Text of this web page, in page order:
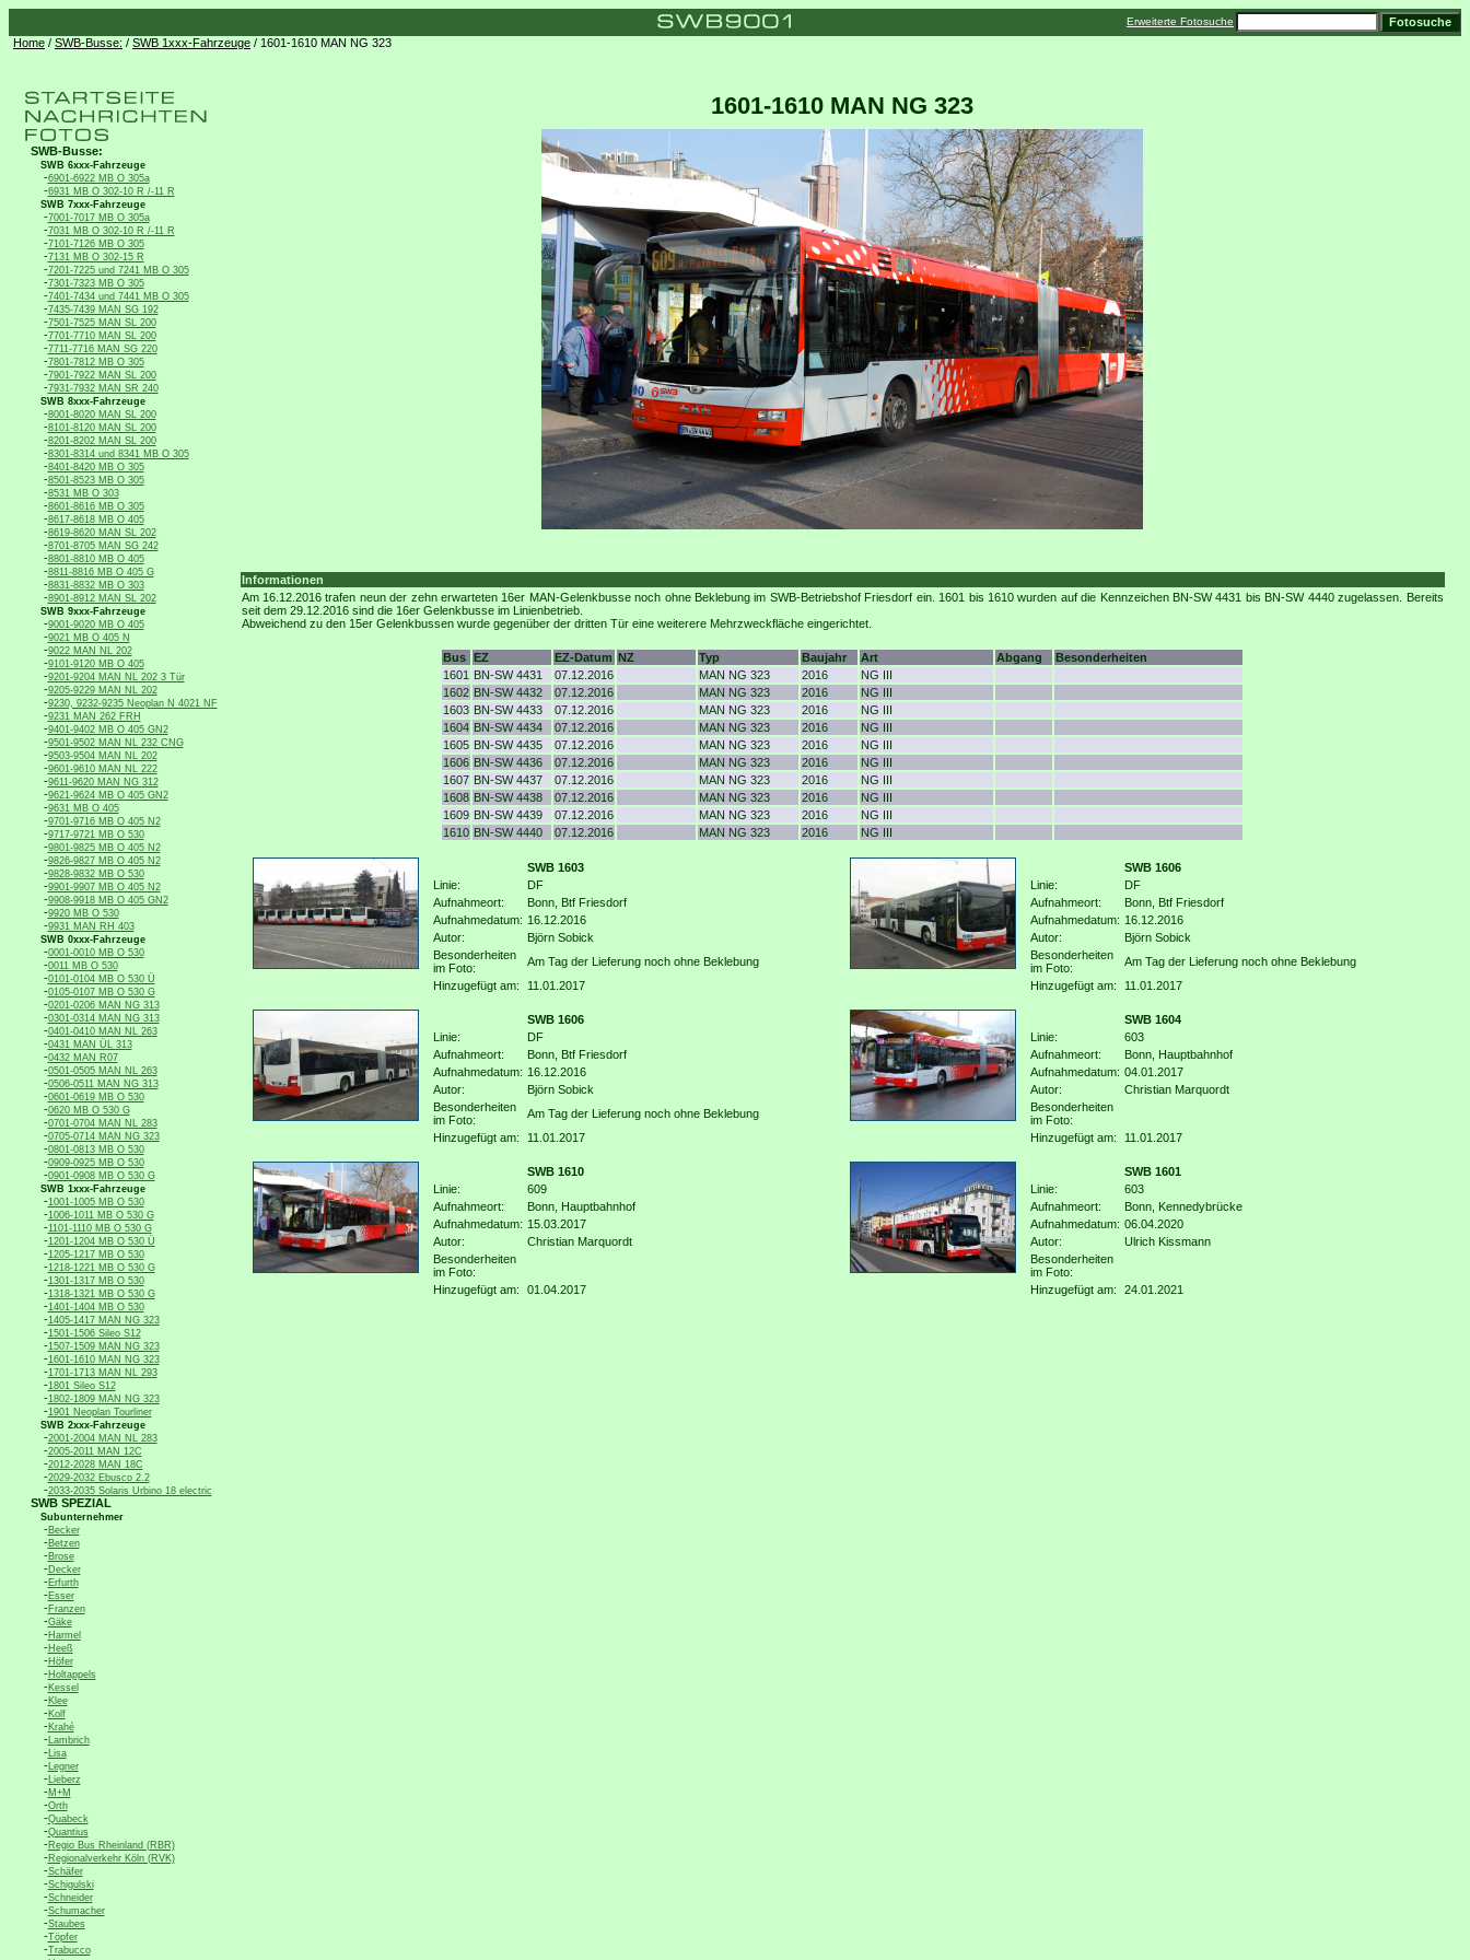
Erweiterte Fotosuche
Home / SWB-Busse: / SWB 1xxx-Fahrzeuge / 1601-1610 MAN NG 323
SWB-Busse:
SWB 6xxx-Fahrzeuge
-6901-6922 MB O 305a
-6931 MB O 302-10 R /-11 R
SWB 7xxx-Fahrzeuge
-7001-7017 MB O 305a
-7031 MB O 302-10 R /-11 R
-7101-7126 MB O 305
-7131 MB O 302-15 R
-7201-7225 und 7241 MB O 305
-7301-7323 MB O 305
-7401-7434 und 7441 MB O 305
-7435-7439 MAN SG 192
-7501-7525 MAN SL 200
-7701-7710 MAN SL 200
-7711-7716 MAN SG 220
-7801-7812 MB O 305
-7901-7922 MAN SL 200
-7931-7932 MAN SR 240
SWB 8xxx-Fahrzeuge
-8001-8020 MAN SL 200
-8101-8120 MAN SL 200
-8201-8202 MAN SL 200
-8301-8314 und 8341 MB O 305
-8401-8420 MB O 305
-8501-8523 MB O 305
-8531 MB O 303
-8601-8616 MB O 305
-8617-8618 MB O 405
-8619-8620 MAN SL 202
-8701-8705 MAN SG 242
-8801-8810 MB O 405
-8811-8816 MB O 405 G
-8831-8832 MB O 303
-8901-8912 MAN SL 202
SWB 9xxx-Fahrzeuge
-9001-9020 MB O 405
-9021 MB O 405 N
-9022 MAN NL 202
-9101-9120 MB O 405
-9201-9204 MAN NL 202 3 Tür
-9205-9229 MAN NL 202
-9230, 9232-9235 Neoplan N 4021 NF
-9231 MAN 262 FRH
-9401-9402 MB O 405 GN2
-9501-9502 MAN NL 232 CNG
-9503-9504 MAN NL 202
-9601-9610 MAN NL 222
-9611-9620 MAN NG 312
-9621-9624 MB O 405 GN2
-9631 MB O 405
-9701-9716 MB O 405 N2
-9717-9721 MB O 530
-9801-9825 MB O 405 N2
-9826-9827 MB O 405 N2
-9828-9832 MB O 530
-9901-9907 MB O 405 N2
-9908-9918 MB O 405 GN2
-9920 MB O 530
-9931 MAN RH 403
SWB 0xxx-Fahrzeuge
-0001-0010 MB O 530
-0011 MB O 530
-0101-0104 MB O 530 Ü
-0105-0107 MB O 530 G
-0201-0206 MAN NG 313
-0301-0314 MAN NG 313
-0401-0410 MAN NL 263
-0431 MAN ÜL 313
-0432 MAN R07
-0501-0505 MAN NL 263
-0506-0511 MAN NG 313
-0601-0619 MB O 530
-0620 MB O 530 G
-0701-0704 MAN NL 283
-0705-0714 MAN NG 323
-0801-0813 MB O 530
-0909-0925 MB O 530
-0901-0908 MB O 530 G
SWB 1xxx-Fahrzeuge
-1001-1005 MB O 530
-1006-1011 MB O 530 G
-1101-1110 MB O 530 G
-1201-1204 MB O 530 Ü
-1205-1217 MB O 530
-1218-1221 MB O 530 G
-1301-1317 MB O 530
-1318-1321 MB O 530 G
-1401-1404 MB O 530
-1405-1417 MAN NG 323
-1501-1506 Sileo S12
-1507-1509 MAN NG 323
-1601-1610 MAN NG 323
-1701-1713 MAN NL 293
-1801 Sileo S12
-1802-1809 MAN NG 323
-1901 Neoplan Tourliner
SWB 2xxx-Fahrzeuge
-2001-2004 MAN NL 283
-2005-2011 MAN 12C
-2012-2028 MAN 18C
-2029-2032 Ebusco 2.2
-2033-2035 Solaris Urbino 18 electric
SWB SPEZIAL
Subunternehmer
-Becker
-Betzen
-Brose
-Decker
-Erfurth
-Esser
-Franzen
-Gäke
-Harmel
-Heeß
-Höfer
-Holtappels
-Kessel
-Klee
-Kolf
-Krahé
-Lambrich
-Lisa
-Legner
-Lieberz
-M+M
-Orth
-Quabeck
-Quantius
-Regio Bus Rheinland (RBR)
-Regionalverkehr Köln (RVK)
-Schäfer
-Schigulski
-Schneider
-Schumacher
-Staubes
-Töpfer
-Trabucco
1601-1610 MAN NG 323
Informationen
Am 16.12.2016 trafen neun der zehn erwarteten 16er MAN-Gelenkbusse noch ohne Beklebung im SWB-Betriebshof Friesdorf ein. 1601 bis 1610 wurden auf die Kennzeichen BN-SW 4431 bis BN-SW 4440 zugelassen. Bereits
seit dem 29.12.2016 sind die 16er Gelenkbusse im Linienbetrieb.
Abweichend zu den 15er Gelenkbussen wurde gegenüber der dritten Tür eine weiterere Mehrzweckfläche eingerichtet.
Bus EZ EZ-Datum NZ Typ Baujahr Art Abgang
Besonderheiten
1601 BN-SW 4431 07.12.2016 MAN NG 323 2016
NG III
1602 BN-SW 4432 07.12.2016 MAN NG 323 2016
NG III
1603 BN-SW 4433 07.12.2016 MAN NG 323 2016
NG III
1604 BN-SW 4434 07.12.2016 MAN NG 323 2016
NG III
1605 BN-SW 4435 07.12.2016 MAN NG 323 2016
NG III
1606 BN-SW 4436 07.12.2016 MAN NG 323 2016
NG III
1607 BN-SW 4437 07.12.2016 MAN NG 323 2016
NG III
1608 BN-SW 4438 07.12.2016 MAN NG 323 2016
NG III
1609 BN-SW 4439 07.12.2016 MAN NG 323 2016
NG III
1610 BN-SW 4440 07.12.2016 MAN NG 323 2016 NG III
SWB 1603
Linie:
DF
Aufnahmeort:
Bonn, Btf Friesdorf
Aufnahmedatum: 16.12.2016
Autor:
Björn Sobick
Besonderheiten
im Foto:
Am Tag der Lieferung noch ohne Beklebung
Hinzugefügt am:
11.01.2017
SWB 1606
Linie:
DF
Aufnahmeort:
Bonn, Btf Friesdorf
Aufnahmedatum: 16.12.2016
Autor:
Björn Sobick
Besonderheiten
im Foto:
Am Tag der Lieferung noch ohne Beklebung
Hinzugefügt am:
11.01.2017
SWB 1606
Linie:
DF
Aufnahmeort:
Bonn, Btf Friesdorf
Aufnahmedatum: 16.12.2016
Autor:
Björn Sobick
Besonderheiten
im Foto:
Am Tag der Lieferung noch ohne Beklebung
Hinzugefügt am:
11.01.2017
SWB 1604
Linie:
603
Aufnahmeort:
Bonn, Hauptbahnhof
Aufnahmedatum: 04.01.2017
Autor:
Christian Marquordt
Besonderheiten
im Foto:
Hinzugefügt am:
11.01.2017
SWB 1610
Linie:
609
Aufnahmeort:
Bonn, Hauptbahnhof
Aufnahmedatum: 15.03.2017
Autor:
Christian Marquordt
Besonderheiten
im Foto:
Hinzugefügt am:
01.04.2017
SWB 1601
Linie:
603
Aufnahmeort:
Bonn, Kennedybrücke
Aufnahmedatum: 06.04.2020
Autor:
Ulrich Kissmann
Besonderheiten
im Foto:
Hinzugefügt am:
24.01.2021